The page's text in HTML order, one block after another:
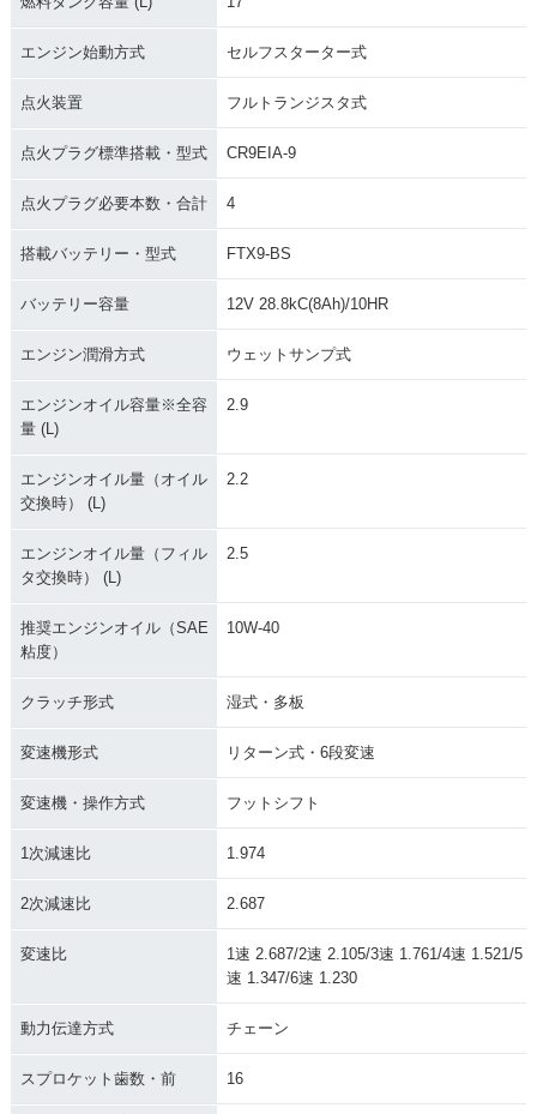
ンジ
エンジン始動方式 セルフスターター式
点火装置 フルトランジスタ式
点火プラグ標準搭載・型式 CR9EIA-9
点火プラグ必要本数・合計 4
搭載バッテリー・型式 FTX9-BS
バッテリー容量 12V 28.8kC(8Ah)/10HR
エンジン潤滑方式 ウェットサンプ式
エンジンオイル容量※全容
量 (L)
2.9
エンジンオイル量（オイル
交換時） (L)
2.2
エンジンオイル量（フィル
タ交換時） (L)
2.5
推奨エンジンオイル（SAE
粘度）
10W-40
クラッチ形式 湿式・多板
変速機形式 リターン式・6段変速
変速機・操作方式 フットシフト
1次減速比 1.974
2次減速比 2.687
変速比
1速 2.687/2速 2.105/3速 1.761/4速 1.521/5
速 1.347/6速 1.230
動力伝達方式 チェーン
スプロケット歯数・前 16